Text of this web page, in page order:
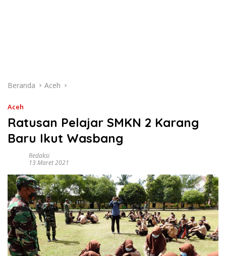
Beranda Aceh
Aceh
Ratusan Pelajar SMKN 2 Karang
Baru Ikut Wasbang
Redaksi
13 Maret 2021